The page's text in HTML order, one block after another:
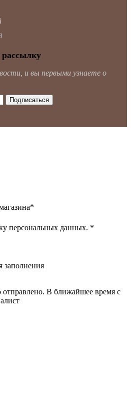
и вы первыми узнаете о
*
персональных данных. *
заполнения
В ближайшее время с